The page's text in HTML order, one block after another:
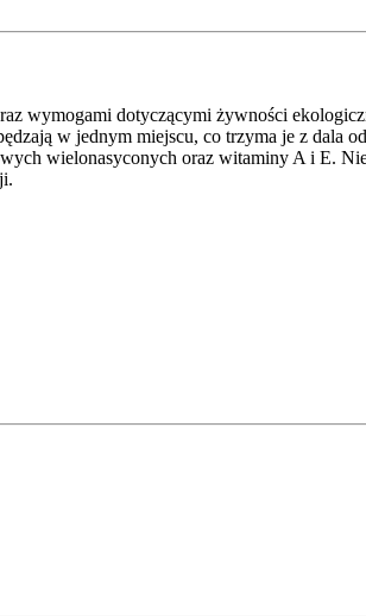
wymogami dotyczącymi żywności
w jednym miejscu, co trzyma je z dala
wielonasyconych oraz witaminy A i E.